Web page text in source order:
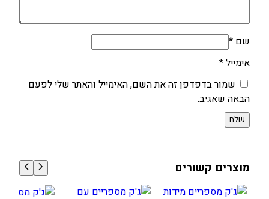
שם *
אימייל*
שמור בדפדפן זה את השם, האימייל והאתר שלי לפעם
הבאה שאגיב.
מוצרים קשורים